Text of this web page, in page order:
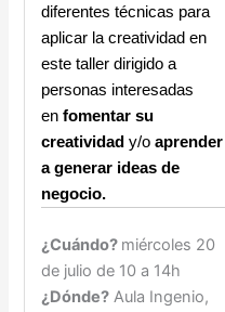
diferentes técnicas para
aplicar la creatividad en
este taller dirigido a
personas interesadas
enfomentar su
creatividad y/o aprender
a generar ideas de
negocio.
¿Cuándo? miércoles 20
de julio de 10 a 14h
¿Dónde? Aula Ingenio,